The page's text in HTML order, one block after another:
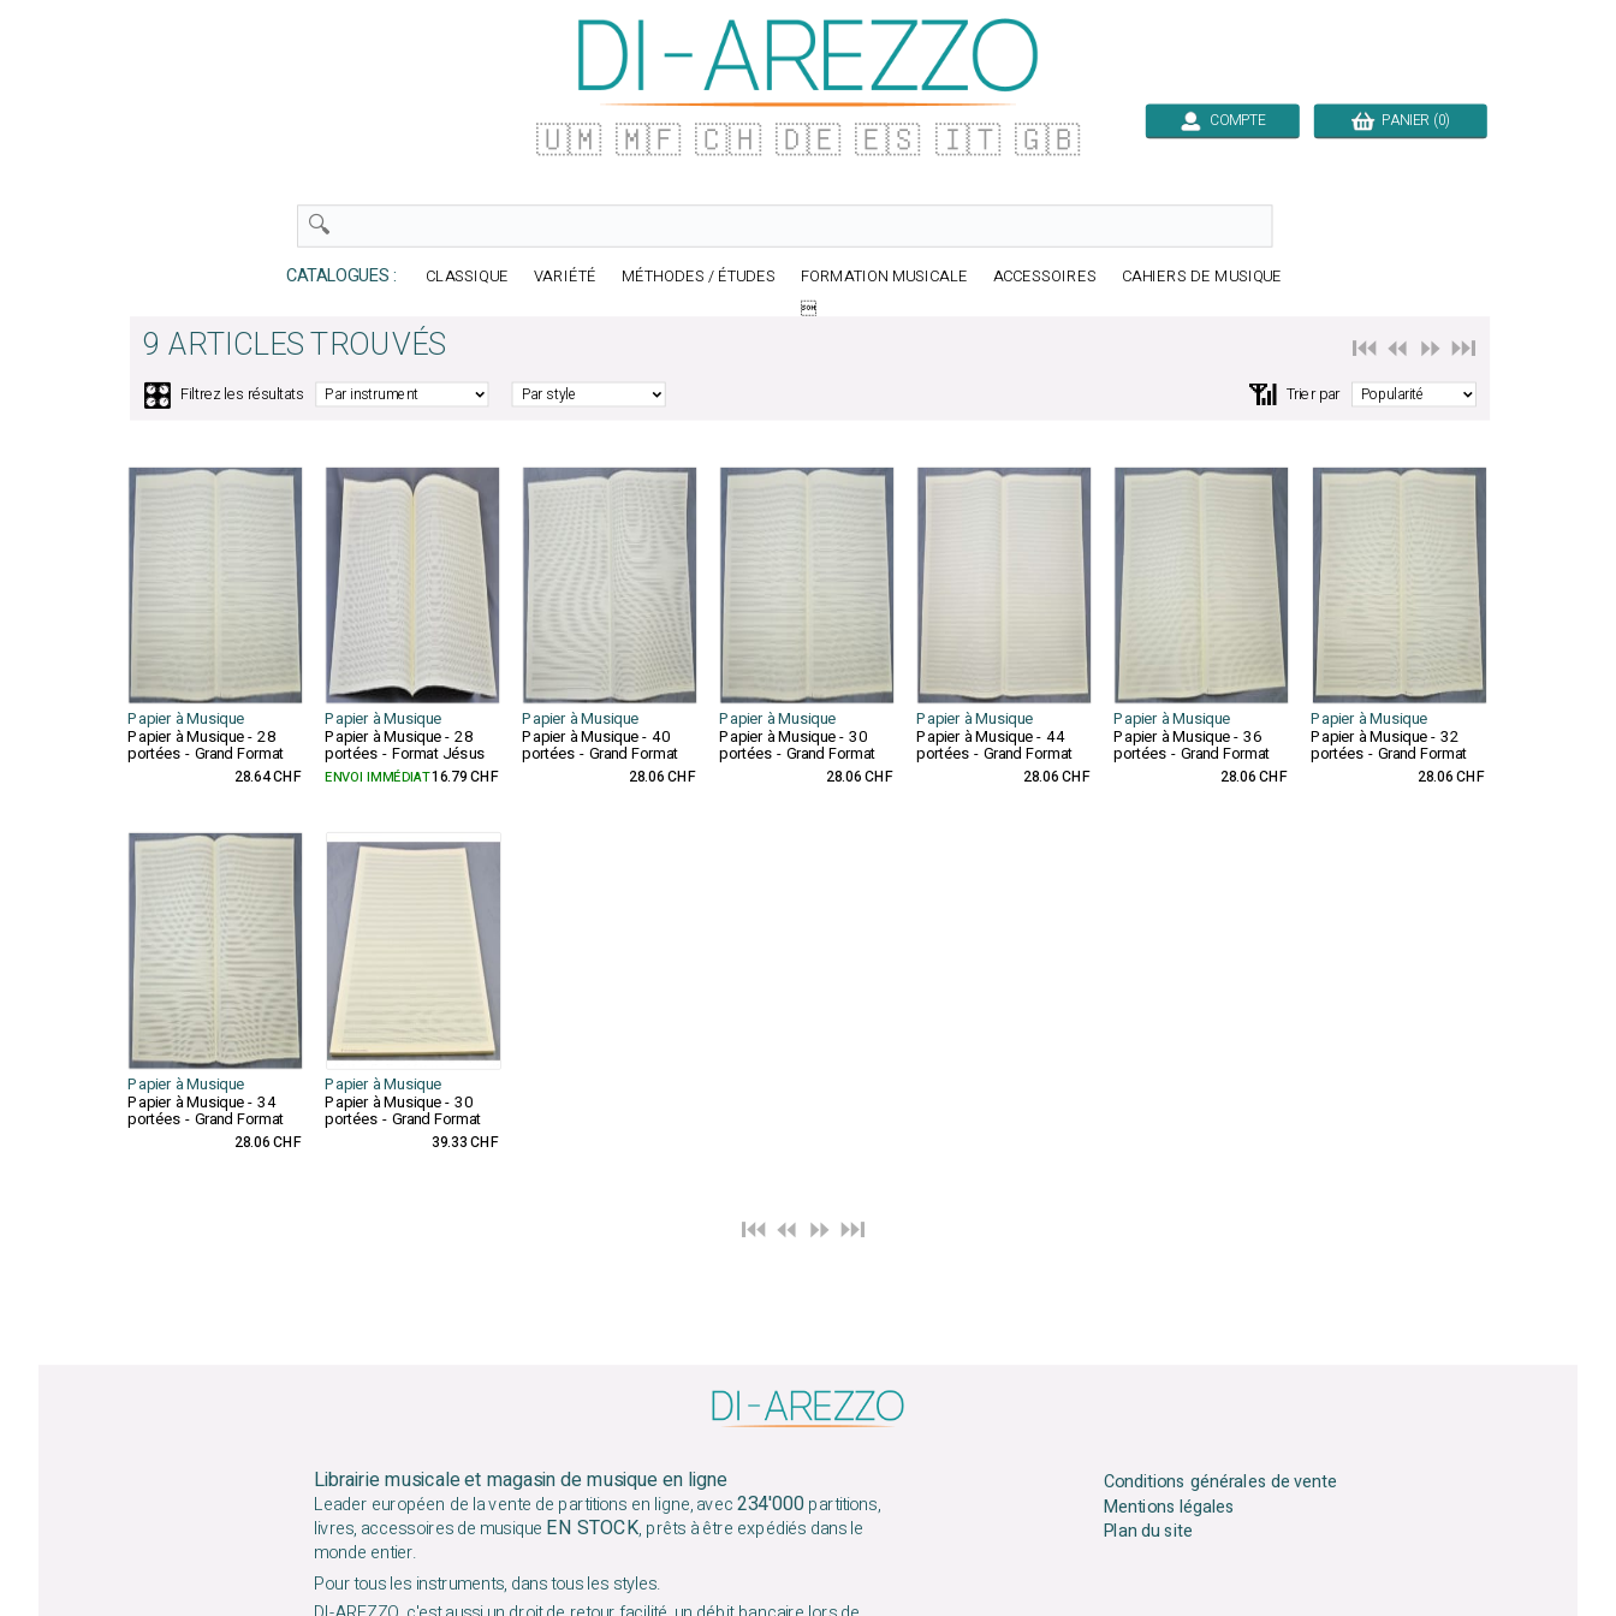
🇺🇲 🇲🇫 🇨🇭 🇩🇪 🇪🇸 🇮🇹 🇬🇧 COMPTE PANIER (0)
CATALOGUES : CLASSIQUE VARIÉTÉ MÉTHODES / ÉTUDES FORMATION MUSICALE ACCESSOIRES
CAHIERS DE MUSIQUE

9 ARTICLES TROUVÉS ⏮️ ⏪ ⏩ ⏭️
🎛️ Filtrez les résultats 📶 Trier par
Papier à Musique Papier à Musique Papier à Musique Papier à Musique Papier à Musique Papier à Musique Papier à Musique
Papier à Musique - 28
portées - Grand Format
Papier à Musique - 28
portées - Format Jésus
Papier à Musique - 40
portées - Grand Format
Papier à Musique - 30
portées - Grand Format
Papier à Musique - 44
portées - Grand Format
Papier à Musique - 36
portées - Grand Format
Papier à Musique - 32
portées - Grand Format
28.64 CHF ENVOI IMMÉDIAT16.79 CHF 28.06 CHF 28.06 CHF 28.06 CHF 28.06 CHF 28.06 CHF
Papier à Musique Papier à Musique
Papier à Musique - 34
portées - Grand Format
Papier à Musique - 30
portées - Grand Format
28.06 CHF 39.33 CHF
⏮️ ⏪ ⏩ ⏭️
Librairie musicale et magasin de musique en ligne
Leader européen de la vente de partitions en ligne, avec234'000partitions,
livres, accessoires de musique EN STOCK, prêts à être expédiés dans le
monde entier.
Pour tous les instruments, dans tous les styles.
Conditions générales de vente
Mentions légales
Plan du site